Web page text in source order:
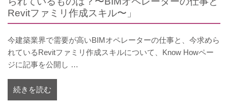
Revitファミリ作成スキル〜」
今建築業界で需要が高いBIMオペレーターの仕事と、今求めら
れているRevitファミリ作成スキルについて、Know Howペー
ジに記事を公開し …
続きを読む